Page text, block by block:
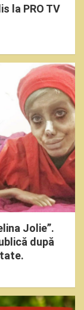
la PRO TV
Jolie”.
după